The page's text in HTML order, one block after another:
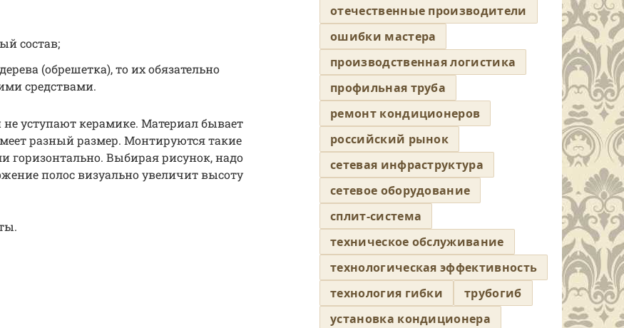
состав;
(обрешетка), то их обязательно
средствами.
уступают керамике. Материал бывает
разный размер. Монтируются такие
горизонтально. Выбирая рисунок, надо
полос визуально увеличит высоту
отечественные производители
ошибки мастера
производственная логистика
профильная труба
ремонт кондиционеров
российский рынок
сетевая инфраструктура
сетевое оборудование
сплит-система
техническое обслуживание
технологическая эффективность
технология гибки
трубогиб
установка кондиционера